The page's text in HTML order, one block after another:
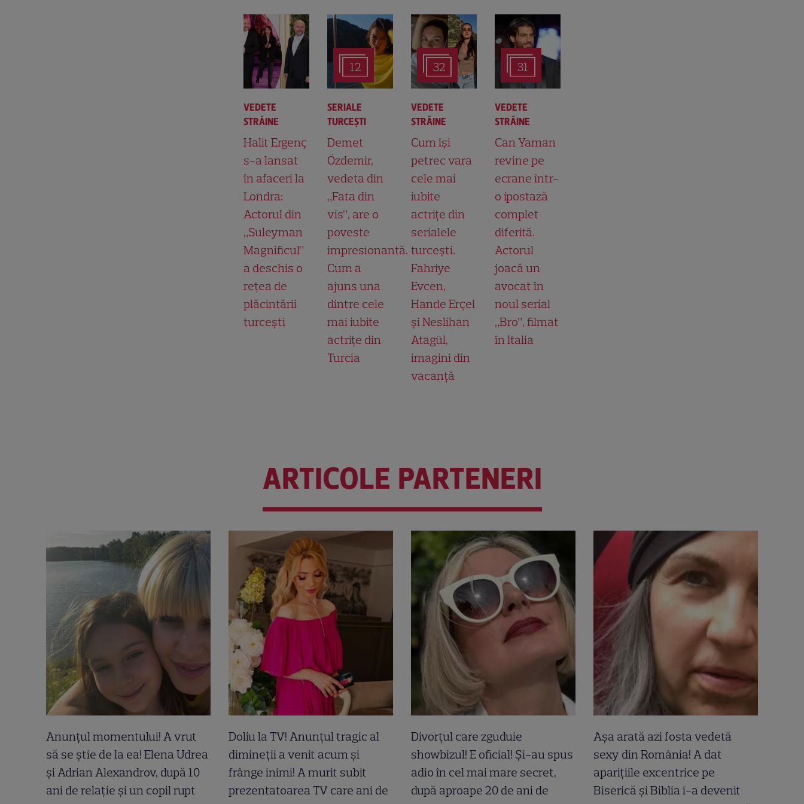
VEDETE
STRĂINE
Halit Ergenç
s-a lansat
în afaceri la
Londra:
Actorul din
„Suleyman
Magnificul”
a deschis o
rețea de
plăcintării
turcești
12
SERIALE
TURCEŞTI
Demet
Özdemir,
vedeta din
„Fata din
vis”, are o
poveste
impresionantă.
Cum a
ajuns una
dintre cele
mai iubite
actrițe din
Turcia
32
VEDETE
STRĂINE
Cum își
petrec vara
cele mai
iubite
actrițe din
serialele
turcești.
Fahriye
Evcen,
Hande Erçel
și Neslihan
Atagül,
imagini din
vacanță
31
VEDETE
STRĂINE
Can Yaman
revine pe
ecrane într-
o ipostază
complet
diferită.
Actorul
joacă un
avocat în
noul serial
„Bro”, filmat
în Italia
ARTICOLE PARTENERI
Anunțul momentului! A vrut
să se știe de la ea! Elena Udrea
și Adrian Alexandrov, după 10
ani de relație și un copil rupt
Doliu la TV! Anunțul tragic al
dimineții a venit acum și
frânge inimi! A murit subit
prezentatoarea TV care ani de
Divorțul care zguduie
showbizul! E oficial! Și-au spus
adio în cel mai mare secret,
după aproape 20 de ani de
Așa arată azi fosta vedetă
sexy din România! A dat
aparițiile excentrice pe
Biserică și Biblia i-a devenit